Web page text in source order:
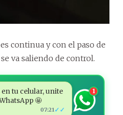
continua y con el paso de
va saliendo de control.
tu celular, unite
🤩
07:21✓✓
1